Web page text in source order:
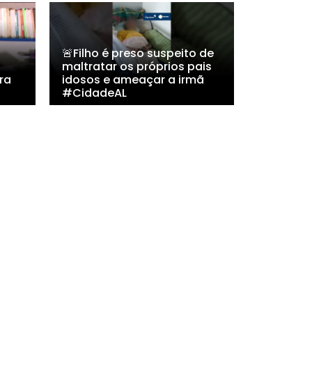
🚨Filho é preso suspeito de
maltratar os próprios pais
idosos e ameaçar a irmã
#CidadeAL